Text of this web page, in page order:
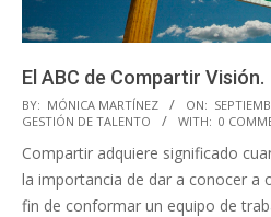
El ABC de Compartir Visión.
2011-
09-
13
BY: MÓNICA MARTÍNEZ ON:
GESTIÓN DE TALENTO
WITH: 0
Compartir adquiere significado
la importancia de dar a conocer a
fin de conformar un equipo de